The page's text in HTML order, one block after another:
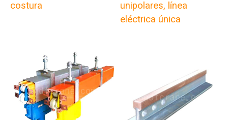
costura
unipolares, línea
eléctrica única